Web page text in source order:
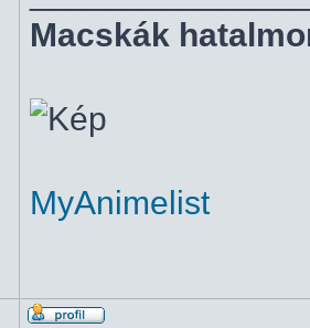
Macskák
MyAnimelist